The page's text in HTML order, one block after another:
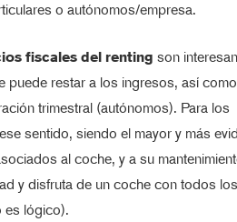
o autónomos/empresa.
fiscales del renting son
puede restar a los ingresos, así como
trimestral (autónomos). Para los
sentido, siendo el mayor y más
al coche, y a su
y disfruta de un coche con todos los
es lógico).